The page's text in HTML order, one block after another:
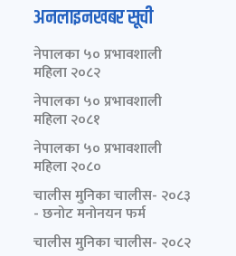
अनलाइनखबर सूची
नेपालका ५० प्रभावशाली
महिला २०८२
नेपालका ५० प्रभावशाली
महिला २०८१
नेपालका ५० प्रभावशाली
महिला २०८०
चालीस मुनिका चालीस- २०८३
- छनोट मनोनयन फर्म
चालीस मुनिका चालीस- २०८२